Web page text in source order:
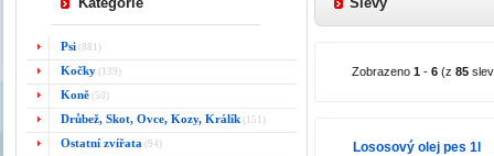
Psi (881)
Kočky (139)
Koně (50)
Drůbež, Skot, Ovce, Kozy, Králík (151)
Ostatní zvířata (94)
Zobrazeno 1 - 6 (z 85
Lososový olej pes 1l